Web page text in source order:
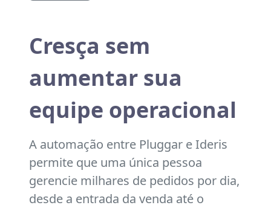
Cresça sem
aumentar sua
equipe operacional
A automação entre Pluggar e Ideris
permite que uma única pessoa
gerencie milhares de pedidos por dia,
desde a entrada da venda até o